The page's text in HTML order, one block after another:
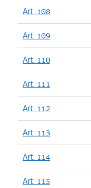
Art. 108
Art. 109
Art. 110
Art. 111
Art. 112
Art. 113
Art. 114
Art. 115